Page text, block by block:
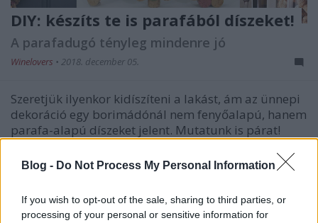
Blog - Do Not Process My Personal Information
If you wish to opt-out of the sale, sharing to third parties, or
processing of your personal or sensitive information for
DIY: készíts te is parafából díszeket!
A parafadugó tényleg mindenre jó
Winelovers • 2018. december 05.
Szeretjük ilyenkor kidíszíteni a lakást, ám az ünnepi
dekoráció egy borimádónál nem fenyőalapú, hanem
parafa-alapú díszeket jelent. Mutatunk is párat!